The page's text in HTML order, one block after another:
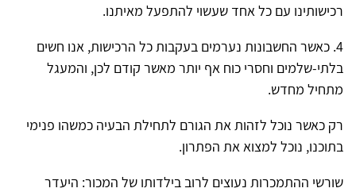
רכישותינו עם כל אחד שעשוי להתפעל מאיתנו.
4. כאשר החשבונות נערמים בעקבות כל הרכישות, אנו חשים
בלתי-שלמים וחסרי כוח אף יותר מאשר קודם לכן, והמעגל
מתחיל מחדש.
רק כאשר נוכל לזהות את הגורם לתחילת הבעיה כמשהו פנימי
בתוכנו, נוכל למצוא את הפתרון.
שורשי ההתמכרות נעוצים לרוב בילדותו של המכור: היעדר